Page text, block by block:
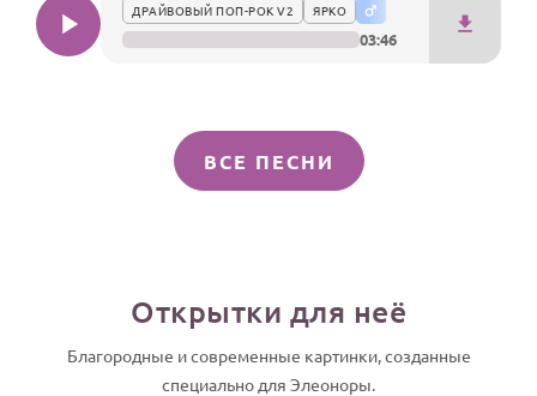
ДРАЙВОВЫЙ ПОП-РОК V2 ЯРКО
03:46
ВСЕ ПЕСНИ
Открытки для неё
Благородные и современные картинки, созданные
специально для Элеоноры.